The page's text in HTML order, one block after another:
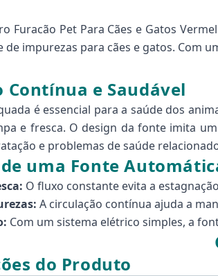
Furacão Pet Para Cães e Gatos
de impurezas para cães e gatos. Com
Contínua e Saudável
é essencial para a saúde dos
e fresca. O design da fonte imita
e problemas de saúde
uma Fonte
O fluxo constante evita a
A circulação contínua ajuda a
Com um sistema elétrico simples, a
do Produto